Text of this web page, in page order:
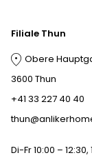
Filiale Thun
Obere
3600 Thun
+41 33 227 40 40
Di-Fr 10:00 – 12:30,